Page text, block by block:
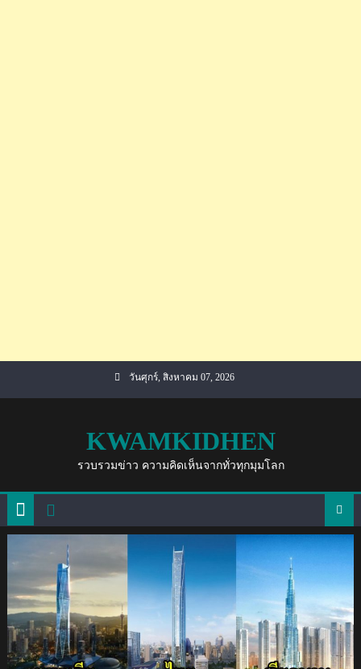
วันศุกร์, สิงหาคม 07, 2026
KWAMKIDHEN
รวบรวมข่าว ความคิดเห็นจากทั่วทุกมุมโลก